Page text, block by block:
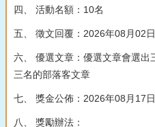
四、 活動名額：10名
五、 徵文回覆：2026年08月02日
六、 優選文章：優選文章會選
三名的部落客文章
七、 獎金公佈：2026年08月17日
八、 獎勵辦法：